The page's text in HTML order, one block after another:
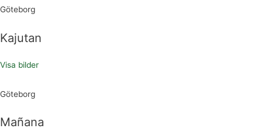
Göteborg
Kajutan
Visa bilder
Göteborg
Mañana